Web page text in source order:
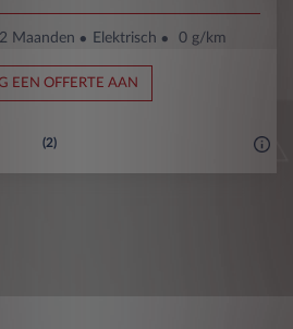
Maanden Elektrisch 0 g/km
EEN OFFERTE AAN
(2)